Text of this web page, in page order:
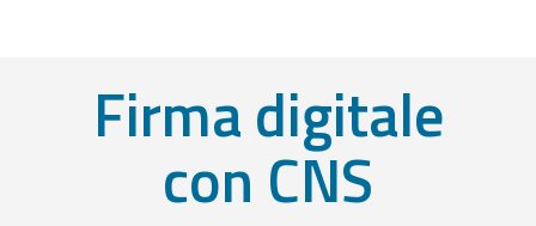
Firma digitale
con CNS